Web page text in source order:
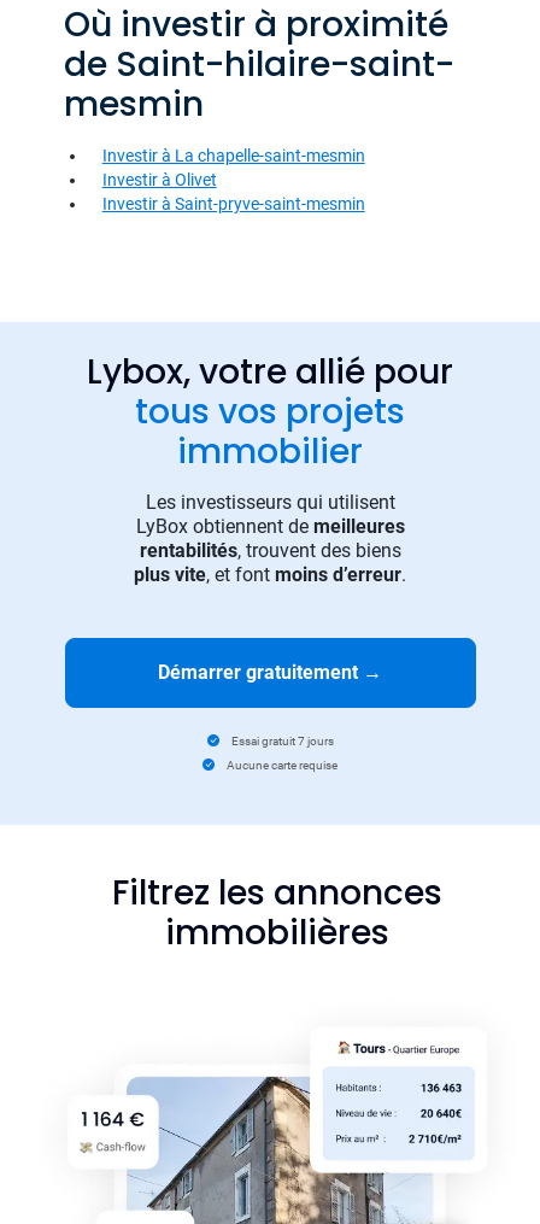
Où investir à proximité
de Saint-hilaire-saint-
mesmin
Investir à La chapelle-saint-mesmin
Investir à Olivet
Investir à Saint-pryve-saint-mesmin
Lybox, votre allié pour
tous vos projets
immobilier
Les investisseurs qui utilisent
LyBox obtiennent de meilleures
rentabilités, trouvent des biens
plus vite, et font moins d’erreur.
Démarrer gratuitement →
Essai gratuit 7 jours
Aucune carte requise
Filtrez les annonces
immobilières